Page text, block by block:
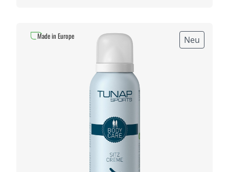
Neu
Made in Europe